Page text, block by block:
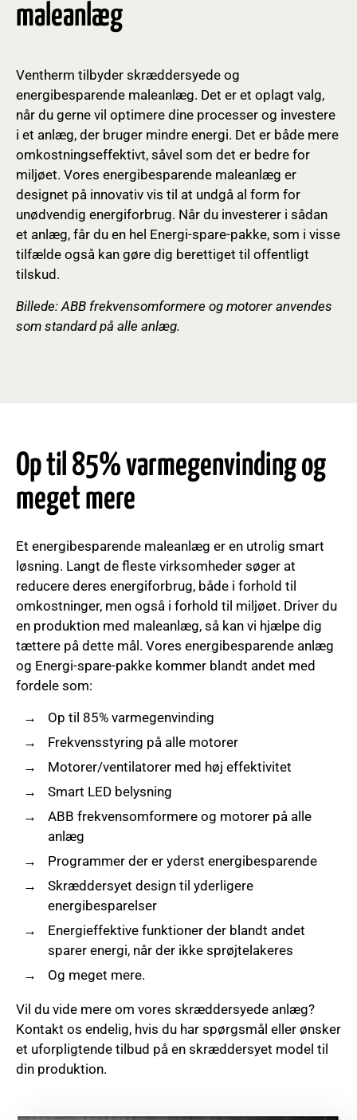
maleanlæg
Ventherm tilbyder skræddersyede og
energibesparende maleanlæg. Det er et oplagt valg,
når du gerne vil optimere dine processer og investere
i et anlæg, der bruger mindre energi. Det er både mere
omkostningseffektivt, såvel som det er bedre for
miljøet. Vores energibesparende maleanlæg er
designet på innovativ vis til at undgå al form for
unødvendig energiforbrug. Når du investerer i sådan
et anlæg, får du en hel Energi-spare-pakke, som i visse
tilfælde også kan gøre dig berettiget til offentligt
tilskud.
Billede: ABB frekvensomformere og motorer anvendes
som standard på alle anlæg.
Op til 85% varmegenvinding og
meget mere
Et energibesparende maleanlæg er en utrolig smart
løsning. Langt de fleste virksomheder søger at
reducere deres energiforbrug, både i forhold til
omkostninger, men også i forhold til miljøet. Driver du
en produktion med maleanlæg, så kan vi hjælpe dig
tættere på dette mål. Vores energibesparende anlæg
og Energi-spare-pakke kommer blandt andet med
fordele som:
Op til 85% varmegenvinding
Frekvensstyring på alle motorer
Motorer/ventilatorer med høj effektivitet
Smart LED belysning
ABB frekvensomformere og motorer på alle
anlæg
Programmer der er yderst energibesparende
Skræddersyet design til yderligere
energibesparelser
Energieffektive funktioner der blandt andet
sparer energi, når der ikke sprøjtelakeres
Og meget mere.
Vil du vide mere om vores skræddersyede anlæg?
Kontakt os endelig, hvis du har spørgsmål eller ønsker
et uforpligtende tilbud på en skræddersyet model til
din produktion.